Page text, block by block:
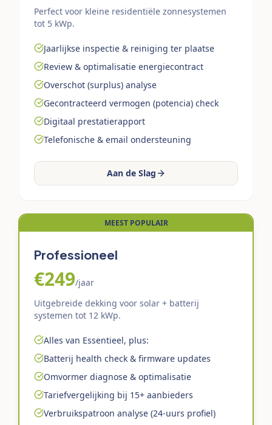
Perfect voor kleine residentiële zonnesystemen
tot 5 kWp.
Jaarlijkse inspectie & reiniging ter plaatse
Review & optimalisatie energiecontract
Overschot (surplus) analyse
Gecontracteerd vermogen (potencia) check
Digitaal prestatierapport
Telefonische & email ondersteuning
Aan de Slag
MEEST POPULAIR
Professioneel
€249/jaar
Uitgebreide dekking voor solar + batterij
systemen tot 12 kWp.
Alles van Essentieel, plus:
Batterij health check & firmware updates
Omvormer diagnose & optimalisatie
Tariefvergelijking bij 15+ aanbieders
Verbruikspatroon analyse (24-uurs profiel)